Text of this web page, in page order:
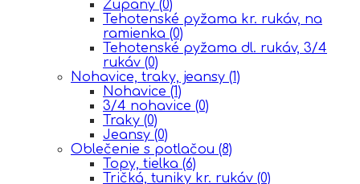
Župany (0)
Tehotenské pyžama kr. rukáv, na
ramienka (0)
Tehotenské pyžama dl. rukáv, 3/4
rukáv (0)
Nohavice, traky, jeansy (1)
Nohavice (1)
3/4 nohavice (0)
Traky (0)
Jeansy (0)
Oblečenie s potlačou (8)
Topy, tielka (6)
Tričká, tuniky kr. rukáv (0)